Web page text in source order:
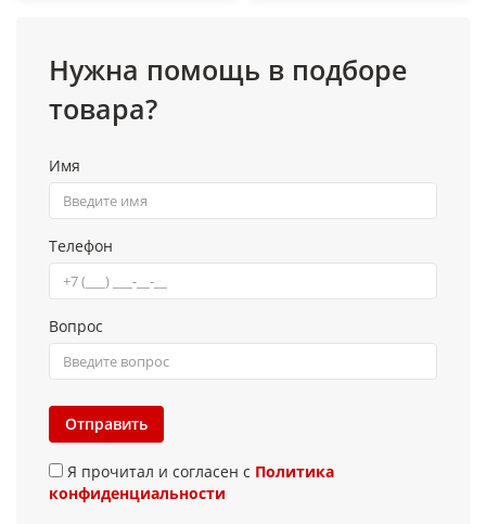
Нужна помощь в подборе
товара?
Имя
Телефон
Вопрос
Отправить
Я прочитал и согласен с Политика
конфиденциальности